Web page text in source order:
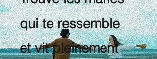
qui te ressemble
et vit pleinement